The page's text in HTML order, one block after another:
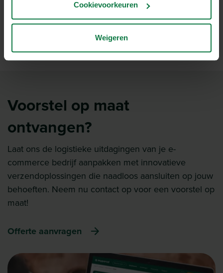
Cookievoorkeuren
Weigeren
Voorstel op maat
ontvangen?
Laat ons de logistieke uitdagingen van je e-
commerce bedrijf aanpakken met innovatieve
verzendoplossingen die naadloos aansluiten op jouw
behoeften. Neem nu contact op voor een voorstel op
maat!
Offerte aanvragen